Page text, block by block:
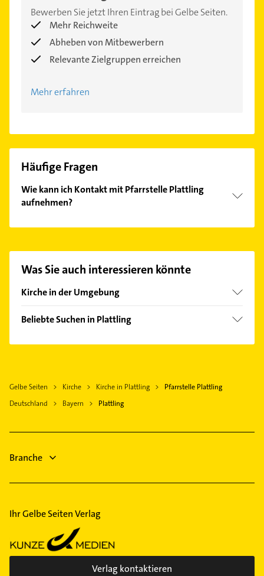
Bewerben Sie jetzt Ihren Eintrag bei Gelbe Seiten.
Mehr Reichweite
Abheben von Mitbewerbern
Relevante Zielgruppen erreichen
Mehr erfahren
Häufige Fragen
Wie kann ich Kontakt mit Pfarrstelle Plattling
aufnehmen?
finden Sie alleKontaktdaten.
Was Sie auch interessieren könnte
Kirche in der Umgebung
Stephansposching
Straßkirchen
Arnstorf
Aldersbach
Beliebte Suchen in Plattling
Gasinstallateur
Sanitärinstallation
Elektro Reparatur
Gelbe Seiten Kirche Kirche in Plattling
Pfarrstelle Plattling
Deutschland
Bayern Plattling
Branche
Ihr Gelbe Seiten Verlag
Verlag kontaktieren